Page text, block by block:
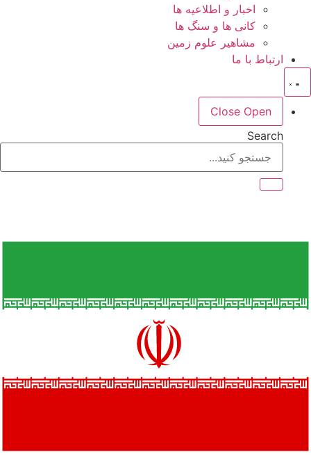
اخبار و اطلاعیه ها
کانی ها و سنگ ها
مشاهیر علوم زمین
ارتباط با ما
Close Open
Search